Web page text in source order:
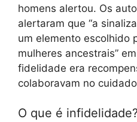
homens alertou. Os
alertaram que “a
um elemento escolhido
mulheres ancestrais”
fidelidade era
colaboravam no
O que é infidelidade?